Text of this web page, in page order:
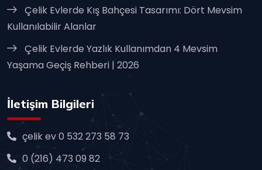
Çelik Evlerde Kış Bahçesi Tasarımı: Dört Mevsim
Kullanılabilir Alanlar
Çelik Evlerde Yazlık Kullanımdan 4 Mevsim
Yaşama Geçiş Rehberi | 2026
İletişim Bilgileri
çelik ev 0 532 273 58 73
0 (216) 473 09 82